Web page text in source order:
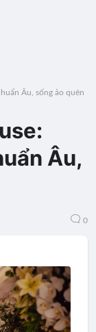
Âu, sống ảo quên
Âu,
0